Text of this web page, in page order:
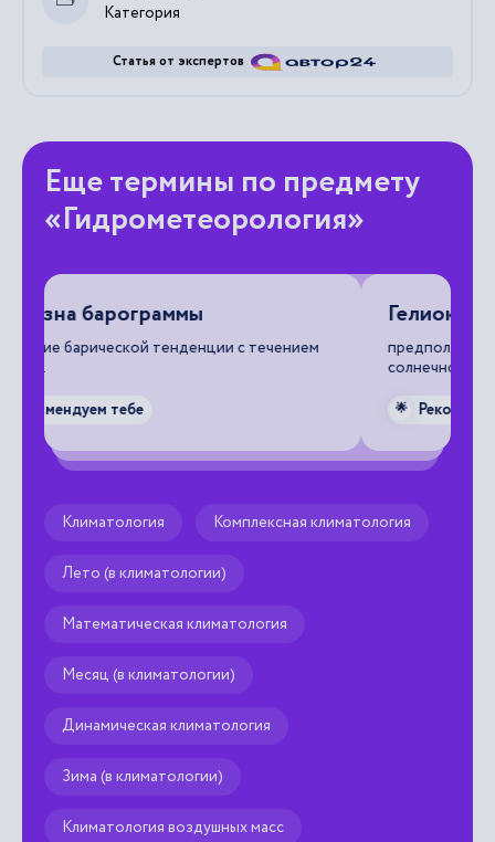
Категория
Статья от экспертов
Еще термины по предмету
«Гидрометеорология»
Гелиоклиматические связи
предполагаемые связи изменений климата с
🌟 Рекомендуем тебе
Климатология Комплексная климатология
Лето (в климатологии)
Математическая климатология
Месяц (в климатологии)
Динамическая климатология
Зима (в климатологии)
Климатология воздушных масс